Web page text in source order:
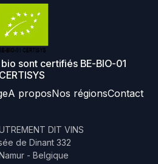
sont certifiés BE-BIO-01
CERTISYS
A proposNos régionsContact
DIT VINS
de Dinant 332
- Belgique